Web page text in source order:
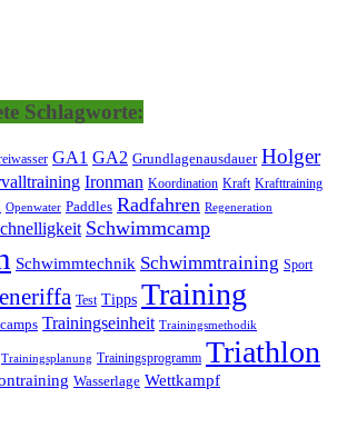
Schlagworte:
GA1 GA2 Grundlagenausdauer Holger
Ironman Koordination Kraft Krafttraining
Openwater Paddles Radfahren Regeneration
Schwimmcamp
Schwimmtechnik Schwimmtraining Sport
Test Tipps Training
Trainingseinheit Trainingsmethodik
Trainingsplanung Trainingsprogramm Triathlon
Wasserlage Wettkampf